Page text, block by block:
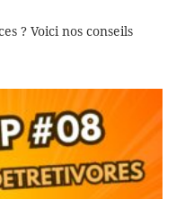
? Voici nos conseils